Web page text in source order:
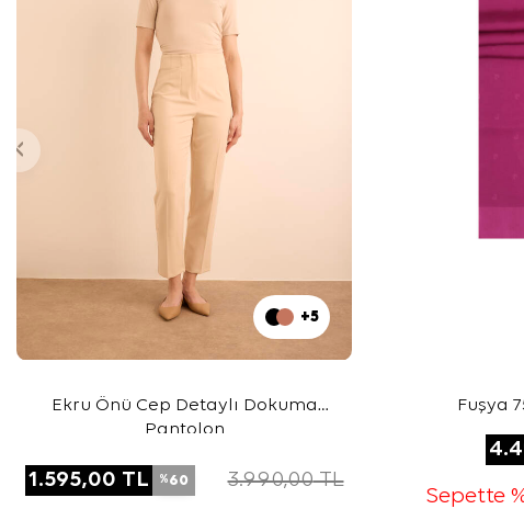
+5
Ekru Önü Cep Detaylı Dokuma
Pantolon
1.595,00 TL %60 3.990,00TL
Fuşya
Sepette